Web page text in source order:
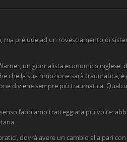
ma prelude ad un rovesciamento di
un giornalista economico inglese,
che la sua rimozione sarà traumatica,
diviene sempre più traumatica.
l’abbiamo tratteggiata più volte:
dovrà avere un cambio alla pari con